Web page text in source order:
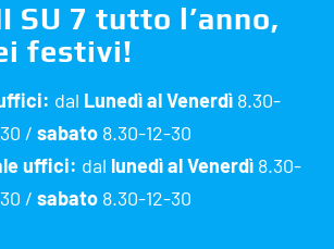
SU 7 tutto l’anno,
festivi!
dal Lunedì al Venerdì 8.30-
/ sabato 8.30-12-30
uffici: dal lunedì al Venerdì 8.30-
/ sabato 8.30-12-30